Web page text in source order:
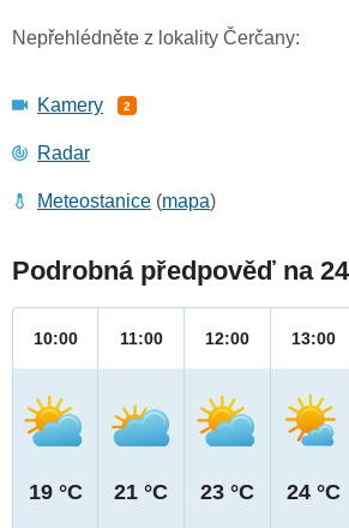
Nepřehlédněte z lokality Čerčany:
Kamery 2
Radar
Meteostanice (mapa)
Podrobná předpověď na
10:00
19 °C
11:00
21 °C
12:00
23 °C
13:00
24 °C